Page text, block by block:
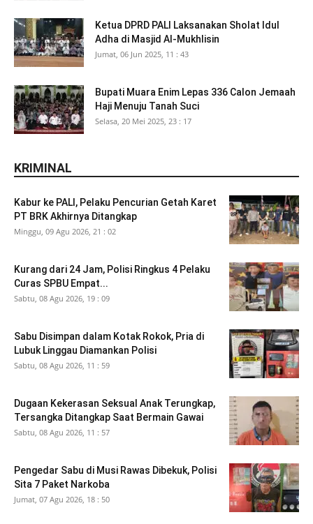
Ketua DPRD PALI Laksanakan Sholat Idul
Adha di Masjid Al-Mukhlisin
Jumat, 06 Jun 2025, 11 : 43
Bupati Muara Enim Lepas 336 Calon Jemaah
Haji Menuju Tanah Suci
Selasa, 20 Mei 2025, 23 : 17
KRIMINAL
Kabur ke PALI, Pelaku Pencurian Getah Karet
PT BRK Akhirnya Ditangkap
Minggu, 09 Agu 2026, 21 : 02
Kurang dari 24 Jam, Polisi Ringkus 4 Pelaku
Curas SPBU Empat...
Sabtu, 08 Agu 2026, 19 : 09
Sabu Disimpan dalam Kotak Rokok, Pria di
Lubuk Linggau Diamankan Polisi
Sabtu, 08 Agu 2026, 11 : 59
Dugaan Kekerasan Seksual Anak Terungkap,
Tersangka Ditangkap Saat Bermain Gawai
Sabtu, 08 Agu 2026, 11 : 57
Pengedar Sabu di Musi Rawas Dibekuk, Polisi
Sita 7 Paket Narkoba
Jumat, 07 Agu 2026, 18 : 50